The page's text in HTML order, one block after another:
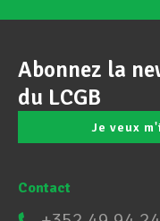
Abonnez la
du LCGB
Je veux
Contact